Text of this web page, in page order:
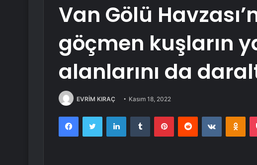
Van Gölü
göçmen kuşların
alanlarını da
EVRİM KIRAÇ Kasım 18, 2022
FacebookTwitter LinkedInTumblr PinterestReddit VKontakte